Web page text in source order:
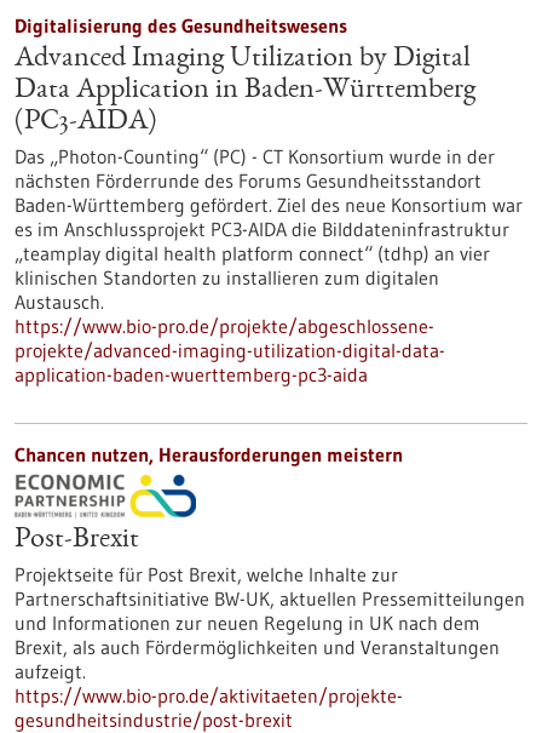
Digitalisierung des Gesundheitswesens
Advanced Imaging Utilization by Digital
Data Application in Baden-Württemberg
(PC3-AIDA)
Das „Photon-Counting“ (PC) - CT Konsortium wurde in der
nächsten Förderrunde des Forums Gesundheitsstandort
Baden-Württemberg gefördert. Ziel des neue Konsortium war
es im Anschlussprojekt PC3-AIDA die Bilddateninfrastruktur
„teamplay digital health platform connect“ (tdhp) an vier
klinischen Standorten zu installieren zum digitalen
Austausch.
https://www.bio-pro.de/projekte/abgeschlossene-
projekte/advanced-imaging-utilization-digital-data-
application-baden-wuerttemberg-pc3-aida
Chancen nutzen, Herausforderungen meistern
Post-Brexit
Projektseite für Post Brexit, welche Inhalte zur
Partnerschaftsinitiative BW-UK, aktuellen Pressemitteilungen
und Informationen zur neuen Regelung in UK nach dem
Brexit, als auch Fördermöglichkeiten und Veranstaltungen
aufzeigt.
https://www.bio-pro.de/aktivitaeten/projekte-
gesundheitsindustrie/post-brexit